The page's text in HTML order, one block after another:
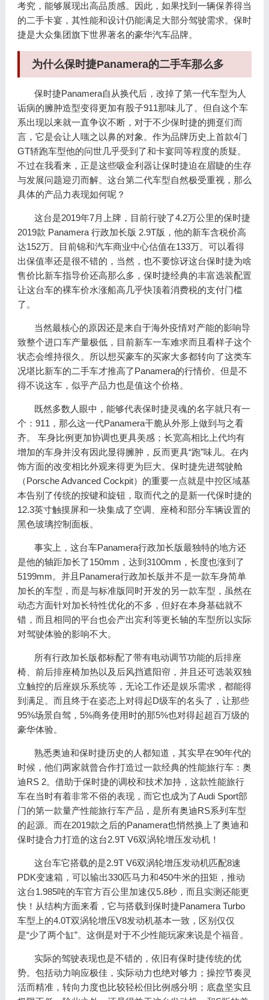
考究，能够展现出高品质感。因此，如果找到一辆保养得当
的二手卡宴，其性能和设计仍能满足大部分驾驶需求。保时
捷是大众集团旗下世界著名的豪华汽车品牌。
为什么保时捷Panamera的二手车那么多
保时捷Panamera自从换代后，改掉了第一代车型为人
诟病的臃肿造型变得更加有股子911那味儿了。但自这个车
系出现以来就一直争议不断，对于不少保时捷的拥趸们而
言，它是会让人嗤之以鼻的对象。作为品牌历史上首款4门
GT轿跑车型他的问世几乎受到了和卡宴同等程度的质疑。
不过在我看来，正是这些吸金利器让保时捷迫在眉睫的生存
与发展问题迎刃而解。这台第二代车型自然极受重视，那么
具体的产品力表现如何呢？
这台是2019年7月上牌，目前行驶了4.2万公里的保时捷
2019款 Panamera 行政加长版 2.9T版，他的新车含税价高
达152万。目前锦和汽车商业中心估值在133万。可以看得
出保值率还是很不错的，当然，也不要惊讶这台保时捷为啥
售价比新车指导价还高那么多，保时捷经典的丰富选装配置
让这台车的裸车价水涨船高几乎快顶着消费税的支付门槛
了。
当然最核心的原因还是来自于海外疫情对产能的影响导
致整个进口车产量极低，目前新车一车难求而且看样子这个
状态会维持很久。所以想买豪车的买家大多都转向了这类车
况堪比新车的二手车才推高了Panamera的行情价。但是不
得不说这车，似乎产品力也是值这个价格。
既然多数人眼中，能够代表保时捷灵魂的名字就只有一
个：911，那么这一代Panamera干脆从外形上做到与之看
齐。 车身比例更加协调也更具美感；长宽高相比上代均有
增加的车身并没有因此显得臃肿，反而更具“跑”味儿。在内
饰方面的改变相比外观来得更为巨大。保时捷先进驾驶舱
（Porsche Advanced Cockpit）的重要一点就是中控区域基
本告别了传统的按键和旋钮，取而代之的是新一代保时捷的
12.3英寸触摸屏和一块集成了空调、座椅和部分车辆设置的
黑色玻璃控制面板。
事实上，这台车Panamera行政加长版最独特的地方还
是他的轴距加长了150mm，达到3100mm，长度也涨到了
5199mm。并且Panamera行政加长版并不是一款车身简单
加长的车型，而是与标准版同时开发的另一款车型，虽然在
动态方面针对加长特性优化的不多，但好在本身基础就不
错，而且相同的平台也会产出宾利等更长轴的车型所以实际
对驾驶体验的影响不大。
所有行政加长版都标配了带有电动调节功能的后排座
椅、前后排座椅加热以及后风挡遮阳帘，并且还可选装双独
立触控的后座娱乐系统等，无论工作还是娱乐需求，都能得
到满足。而且终于在姿态上对得起D级车的名头了，让那些
95%场景自驾，5%商务使用时的那5%也对得起超百万级的
豪华体验。
熟悉奥迪和保时捷历史的人都知道，其实早在90年代的
时候，他们两家就曾合作打造过一款经典的性能旅行车：奥
迪RS 2。借助于保时捷的调校和技术加持，这款性能旅行
车在当时有着非常不俗的表现，而它也成为了Audi Sport部
门的第一款量产性能旅行车产品，是所有奥迪RS系列车型
的起源。而在2019款之后的Panamera也悄然换上了奥迪和
保时捷合力打造的这台2.9T V6双涡轮增压发动机！
这台车它搭载的是2.9T V6双涡轮增压发动机匹配8速
PDK变速箱，可以输出330匹马力和450牛米的扭矩，推动
这台1.985吨的车官方百公里加速仅5.8秒，而且实测还能更
快！从结构方面来看，它与搭载到保时捷Panamera Turbo
车型上的4.0T双涡轮增压V8发动机基本一致，区别仅仅
是“少了两个缸”。这倒是对于不少性能玩家来说是个福音。
实际的驾驶表现也是不错的，依旧有保时捷传统的优
势。包括动力响应极佳，实际动力也绝对够力；操控节奏灵
活而精准，转向力度也比较轻松但比例感分明；底盘坚实且